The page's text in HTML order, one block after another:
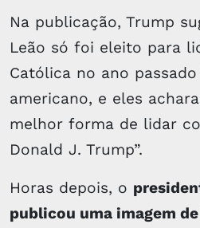
Na publicação, Trump
Leão só foi eleito para
Católica no ano
americano, e eles
melhor forma de lidar
Donald J. Trump”.
Horas depois, o
publicou uma imagem